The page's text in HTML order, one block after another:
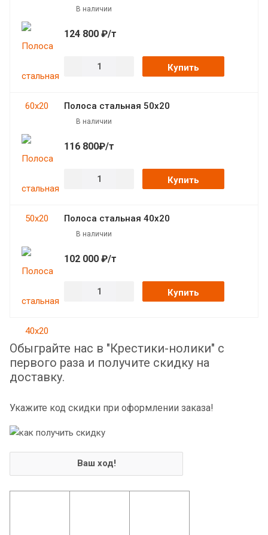
В наличии
124 800 ₽/т
Купить
Полоса стальная 50х20
В наличии
116 800₽/т
Купить
Полоса стальная 40х20
В наличии
102 000 ₽/т
Купить
Обыграйте нас в "Крестики-нолики" с
первого раза и получите скидку на
доставку.
Укажите код скидки при оформлении заказа!
Ваш ход!